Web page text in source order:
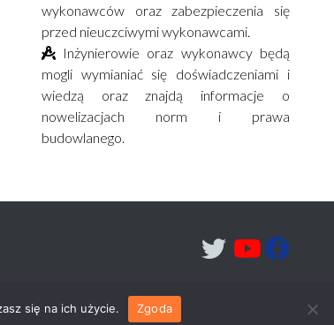
wykonawców oraz zabezpieczenia się
przed nieuczciwymi wykonawcami.
Inżynierowie oraz wykonawcy będą
mogli wymianiać się doświadczeniami i
wiedzą oraz znajdą informacje o
nowelizacjach norm i prawa
budowlanego.
się na ich użycie. Zgoda